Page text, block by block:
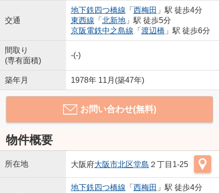
交通
地下鉄四つ橋線 「 西梅田 」駅 徒歩4分
東西線 「 北新地」駅 徒歩5分
京阪電鉄中之島線 「 渡辺橋 」駅 徒歩6分
間取り
(専有面積)
-(-)
築年月 1978年 11月(築47年)
お問い合わせ(無料)
物件概要
所在地 大阪府大阪市北区堂島 ２丁目1-25
地下鉄四つ橋線 「 西梅田 」駅 徒歩4分